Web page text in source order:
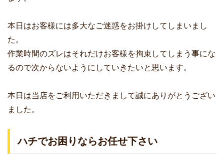
本日はお客様には多大なご迷惑をお掛けしてしまいまし
た。
作業時間のズレはそれだけお客様を拘束してしまう事にな
るので次からないようにしていきたいと思います。
本日は当店をご利用いただきまして誠にありがとうござい
ました。
ハチでお困りならお任せ下さい